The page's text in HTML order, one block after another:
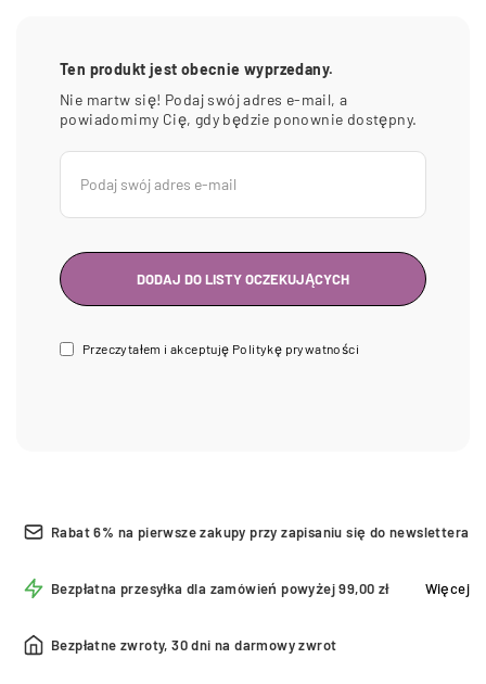
Ten produkt jest obecnie wyprzedany.
Nie martw się! Podaj swój adres e-mail, a
powiadomimy Cię, gdy będzie ponownie dostępny.
Przeczytałem i akceptuję Politykę prywatności
Rabat 6% na pierwsze zakupy przy zapisaniu się do newslettera
Bezpłatna przesyłka dla zamówień powyżej 99,00 zł Więcej
Bezpłatne zwroty, 30 dni na darmowy zwrot